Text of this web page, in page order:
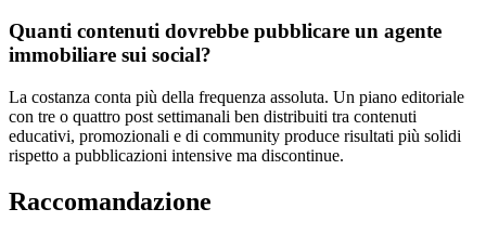
Quanti contenuti dovrebbe pubblicare un agente
immobiliare sui social?
La costanza conta più della frequenza assoluta. Un piano editoriale
con tre o quattro post settimanali ben distribuiti tra contenuti
educativi, promozionali e di community produce risultati più solidi
rispetto a pubblicazioni intensive ma discontinue.
Raccomandazione